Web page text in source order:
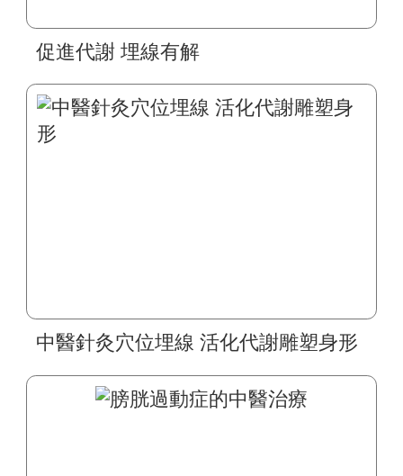
促進代謝 埋線有解
中醫針灸穴位埋線 活化代謝雕塑身形